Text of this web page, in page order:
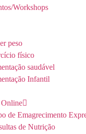
Workshops
peso
físico
saudável
Infantil
Online
de Emagrecimento
de Nutrição